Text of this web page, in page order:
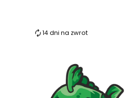
14 dni na zwrot